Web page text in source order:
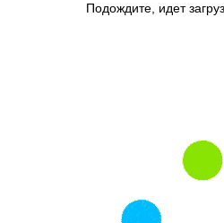
Подождите, идет